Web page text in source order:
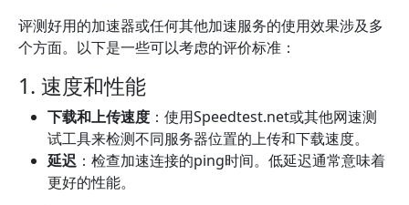
评测好用的加速器或任何其他加速服务的使用效果涉及多
个方面。以下是一些可以考虑的评价标准：
1. 速度和性能
下载和上传速度 ：使用Speedtest.net或其他网速测
试工具来检测不同服务器位置的上传和下载速度。
延迟 ：检查加速连接的ping时间。低延迟通常意味着
更好的性能。